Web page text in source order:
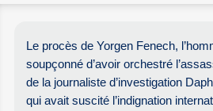
Le procès de Yorgen Fenech,
soupçonné d’avoir orchestré
de la journaliste d’investigation
qui avait suscité l’indignation